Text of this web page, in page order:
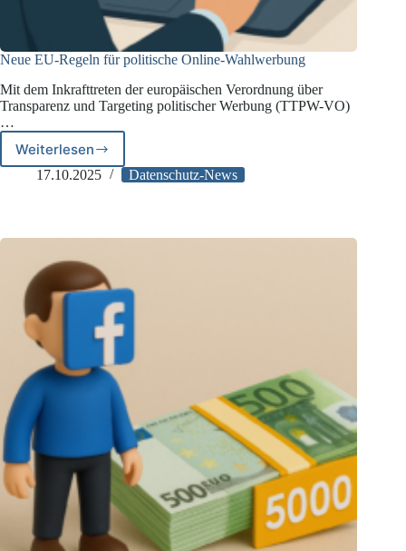
Neue EU-Regeln für politische Online-Wahlwerbung
Mit dem Inkrafttreten der europäischen Verordnung über
Transparenz und Targeting politischer Werbung (TTPW-VO)
…
Weiterlesen
Neue
EU-
Online-
Wahlwerbung
17.10.2025 Datenschutz-News